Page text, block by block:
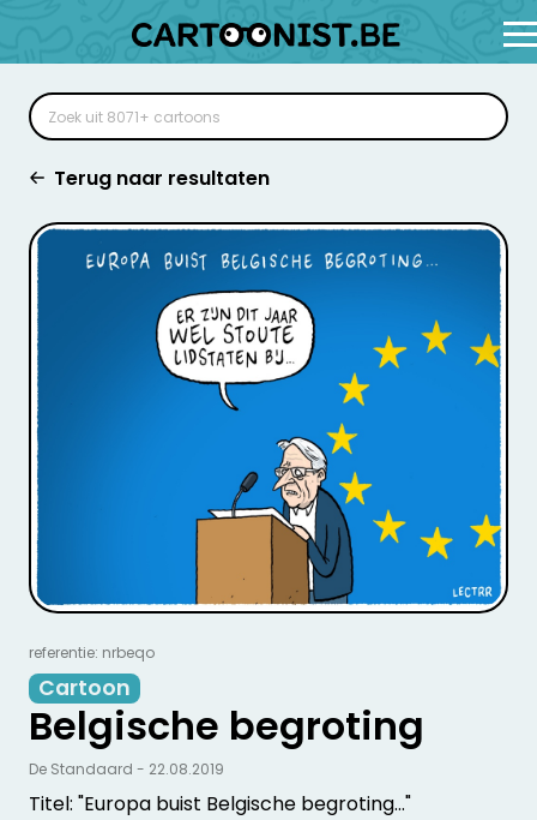
Terug naar resultaten
referentie: nrbeqo
Cartoon
Belgische begroting
Titel: "Europa buist Belgische begroting..."
De Standaard - 22.08.2019